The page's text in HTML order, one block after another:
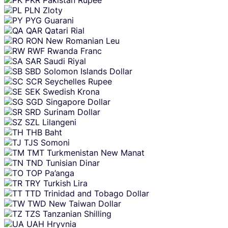
PLN Zloty
PYG Guarani
QAR Qatari Rial
RON New Romanian Leu
RWF Rwanda Franc
SAR Saudi Riyal
SBD Solomon Islands Dollar
SCR Seychelles Rupee
SEK Swedish Krona
SGD Singapore Dollar
SRD Surinam Dollar
SZL Lilangeni
THB Baht
TJS Somoni
TMT Turkmenistan New Manat
TND Tunisian Dinar
TOP Pa’anga
TRY Turkish Lira
TTD Trinidad and Tobago Dollar
TWD New Taiwan Dollar
TZS Tanzanian Shilling
UAH Hryvnia